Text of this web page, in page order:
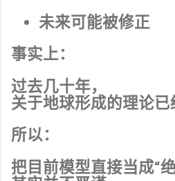
未来可能被修正
事实上：
过去几十年，
关于地球形成的理论已
所以：
把目前模型直接当成“绝